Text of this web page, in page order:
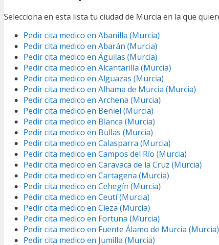
Selecciona en esta lista tu ciudad de Murcia en la que
Pedir cita medico en Abanilla (Murcia)
Pedir cita medico en Abarán (Murcia)
Pedir cita medico en Águilas (Murcia)
Pedir cita medico en Alcantarilla (Murcia)
Pedir cita medico en Alguazas (Murcia)
Pedir cita medico en Alhama de Murcia (Murcia)
Pedir cita medico en Archena (Murcia)
Pedir cita medico en Beniel (Murcia)
Pedir cita medico en Blanca (Murcia)
Pedir cita medico en Bullas (Murcia)
Pedir cita medico en Calasparra (Murcia)
Pedir cita medico en Campos del Río (Murcia)
Pedir cita medico en Caravaca de la Cruz (Murcia)
Pedir cita medico en Cartagena (Murcia)
Pedir cita medico en Cehegín (Murcia)
Pedir cita medico en Ceutí (Murcia)
Pedir cita medico en Cieza (Murcia)
Pedir cita medico en Fortuna (Murcia)
Pedir cita medico en Fuente Álamo de Murcia (Murcia)
Pedir cita medico en Jumilla (Murcia)